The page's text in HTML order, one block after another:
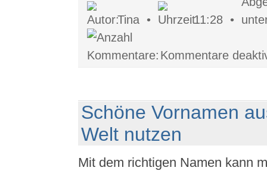
Tina • 11:28 •
Kommentare
Schöne Vornamen
Welt nutzen
Mit dem richtigen Namen kann